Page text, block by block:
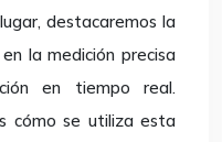
destacaremos la
la medición precisa
en tiempo real.
cómo se utiliza esta